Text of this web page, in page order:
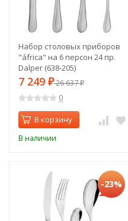
Набор столовых приборов
"áfrica" на 6 персон 24 пр.
Dalper (638-205)
7 249 ₽26 637₽
0
В корзину
В наличии
-23%